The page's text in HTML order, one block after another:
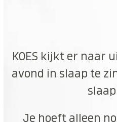
KOES kijkt er naar
avond in slaap te
Je hoeft alleen